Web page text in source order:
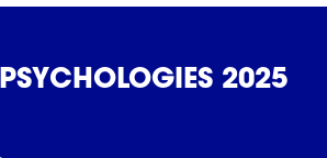
2025